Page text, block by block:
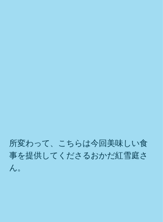
所変わって、こちらは今回美味しい食
事を提供してくださるおかだ紅雪庭さ
ん。